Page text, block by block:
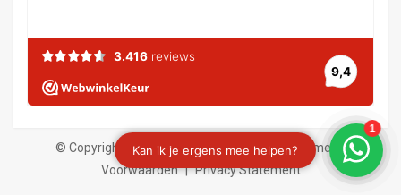
© Copyright 2026 Verf en behangland | Algemene
Voorwaarden | Privacy Statement